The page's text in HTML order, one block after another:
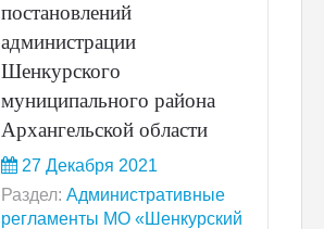
постановлений
администрации
Шенкурского
муниципального района
Архангельской области
27 Декабря 2021
Раздел: Административные
регламенты МО «Шенкурский